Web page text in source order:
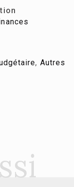
, Autres